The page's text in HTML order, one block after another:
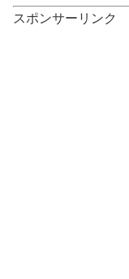
スポンサーリンク